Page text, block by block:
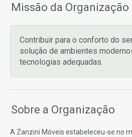
Missão da Organização
Contribuir para o conforto do
solução de ambientes
tecnologias adequadas.
Sobre a Organização
A Zanzini Móveis estabeleceu-se no